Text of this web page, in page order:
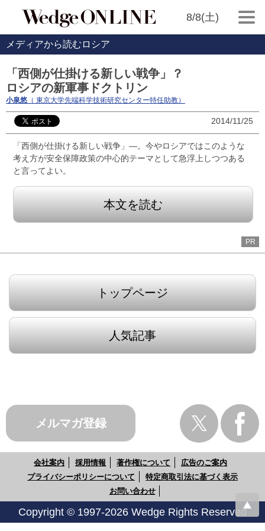
8/8(土)
メディアから読むロシア
「西側が仕掛ける新しい戦争」？
ロシアの新軍事ドクトリン
小泉悠 （ 東京大学先端科学技術研究センター特任助教）
2014/11/25
「西側が仕掛ける新しい戦争」―。今やロシアではこのような
考え方が安全保障政策の中心的テーマとして急浮上しつつある
と言ってよい。
本文を読む
PR
トップページ
人気記事
メルマガ登録
会社案内 採用情報 著作権について
広告のご案内
プライバシーポリシーについて
特定商取引法に基づく表示
お問い合わせ
Copyright © 1997-2026 Wedge Rights Reserved